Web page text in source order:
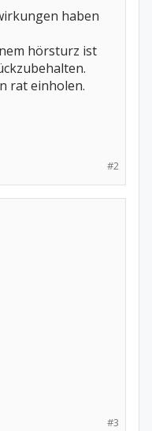
haben
hörsturz ist
rat einholen.
#2
#3